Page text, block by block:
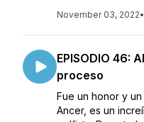
November 03, 2022•
EPISODIO 46:
proceso
Fue un honor y
Ancer, es un